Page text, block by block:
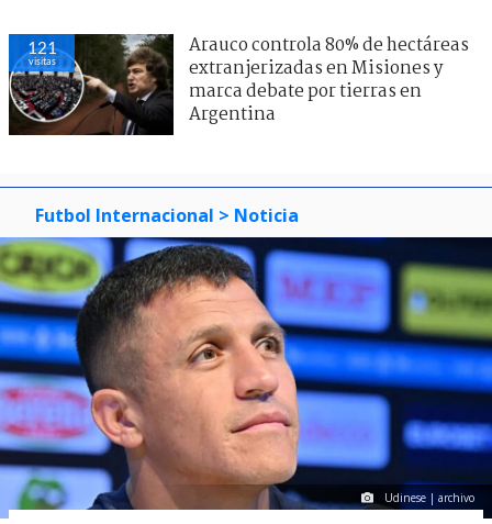
121
visitas
Arauco controla 80% de hectáreas
extranjerizadas en Misiones y
marca debate por tierras en
Argentina
Futbol Internacional > Noticia
Udinese | archivo